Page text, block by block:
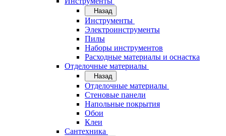
Назад
Инструменты
Электроинструменты
Пилы
Наборы инструментов
Расходные материалы и оснастка
Отделочные материалы
Назад
Отделочные материалы
Стеновые панели
Напольные покрытия
Обои
Клеи
Сантехника